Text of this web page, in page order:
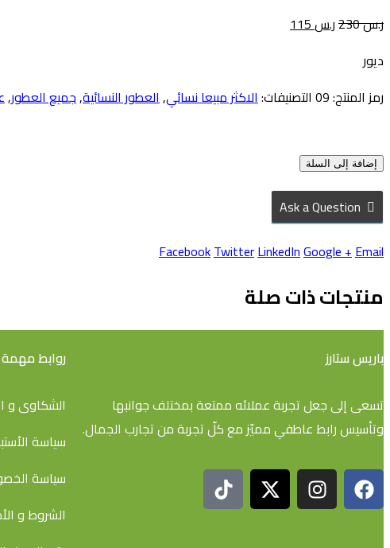
ر.س230 ر.س115
ديور
رمز المنتج:09 التصنيفات:الاكثر مبيعا نسائي,العطور النسائية,جميع العطور,
إضافة إلى السلة
Ask a Question
FacebookTwitterLinkedInGoogle +Email
منتجات ذات صلة
باريس ستارز
تسعى إلى جعل تجربة عملائه ممتعة بمختلف جوانبها
وتأسيس رابط عاطفي مميّز مع كلّ تجربة من تجارب الجمال.
روابط مهمة
الشكاوى و
سياسة
سياسة
الشروط و